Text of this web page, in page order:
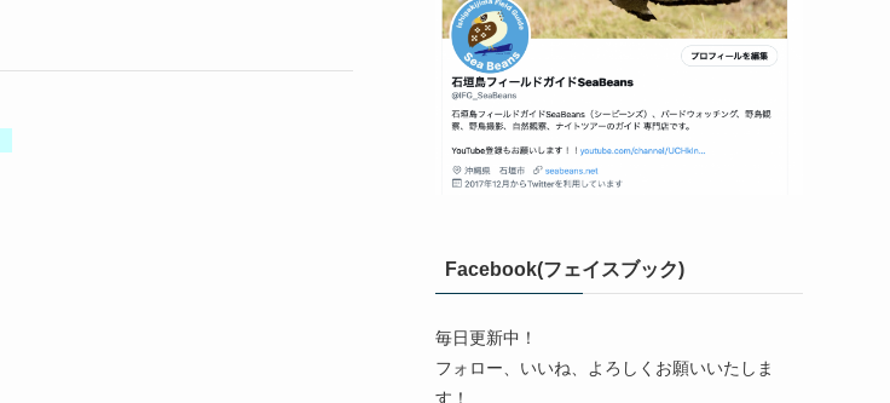
Facebook(フェイスブック)
毎日更新中！
フォロー、いいね、よろしくお願いいたしま
す！